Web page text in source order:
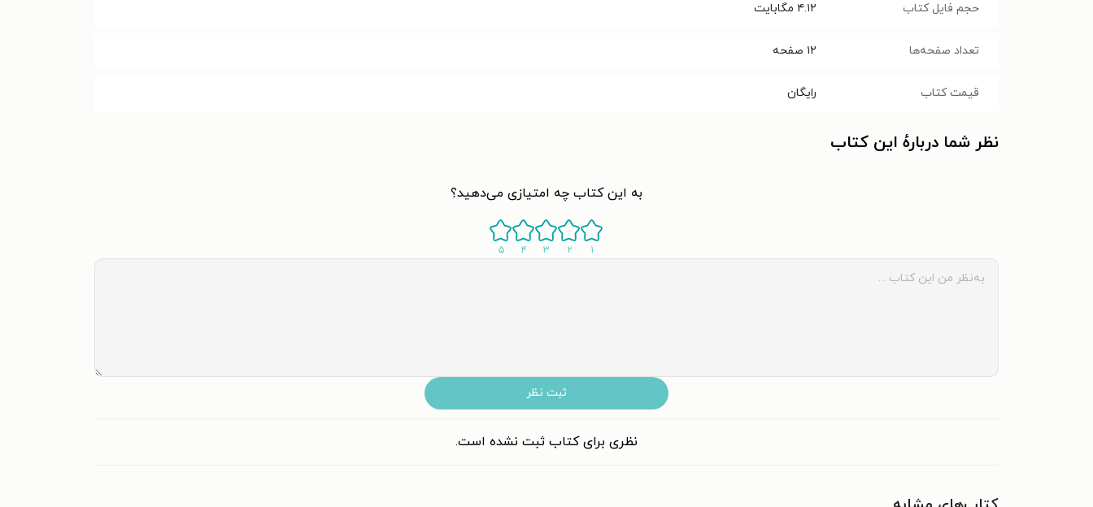
حجم فایل کتاب ۴.۱۲ مگابایت
تعداد صفحه‌ها ۱۲ صفحه
قیمت کتاب رایگان
نظر شما دربارهٔ این کتاب
به این کتاب چه امتیازی می‌دهید؟
۱ ۲ ۳ ۴ ۵
ثبت نظر
نظری برای کتاب ثبت نشده است.